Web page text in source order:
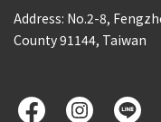
Address: No.2-8,
County 91144, Taiwan